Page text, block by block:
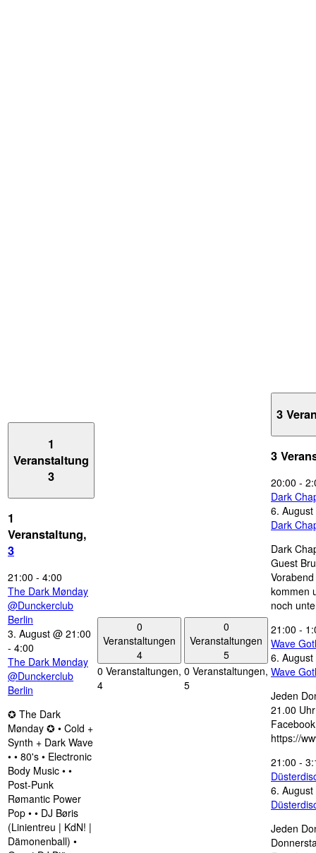
1
Veranstaltung
3
1
Veranstaltung,
3
21:00 - 4:00
The Dark Mønday
@Dunckerclub
Berlin
3. August @ 21:00
- 4:00
The Dark Mønday
@Dunckerclub
Berlin
✪ The Dark
Mønday ✪ • Cold +
Synth + Dark Wave
• • 80's • Electronic
Body Music • •
Post-Punk
Rømantic Power
Pop • • DJ Børis
(Linientreu | KdN! |
Dämonenball) •
0
Veranstaltungen
4
0 Veranstaltungen,
4
0
Veranstaltungen
5
0 Veranstaltungen,
5
3
3
20:00 -
Dark
6.
Dark
Dark
Guest
kommen
noch
21:00 -
Wave
6.
Wave
Jeden
21.00
https://
21:00 -
6.
Jeden